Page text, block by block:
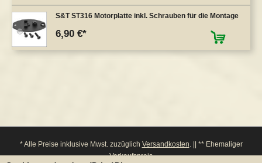
S&T ST316 Motorplatte inkl. Schrauben für die Montage
6,90 €
* Alle Preise inklusive Mwst. zuzüglich Versandkosten. || ** Ehemaliger
Verkaufspreis